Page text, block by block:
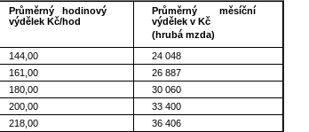
Průměrný hodinový
výdělek Kč/hod
Průměrný měsíční
výdělek v Kč
(hrubá mzda)
144,00
24 048
161,00
26 887
180,00
30 060
200,00
33 400
218,00 36 406